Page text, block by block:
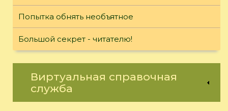
Попытка обнять необъятное
Большой секрет - читателю!
Виртуальная справочная
служба